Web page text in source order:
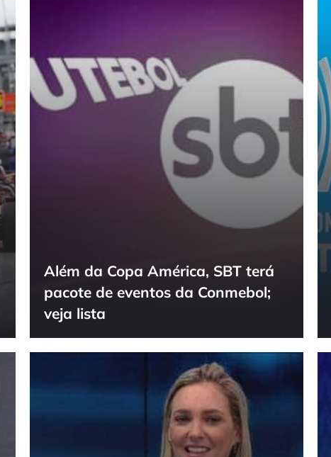
Além da Copa América, SBT terá
pacote de eventos da Conmebol;
veja lista